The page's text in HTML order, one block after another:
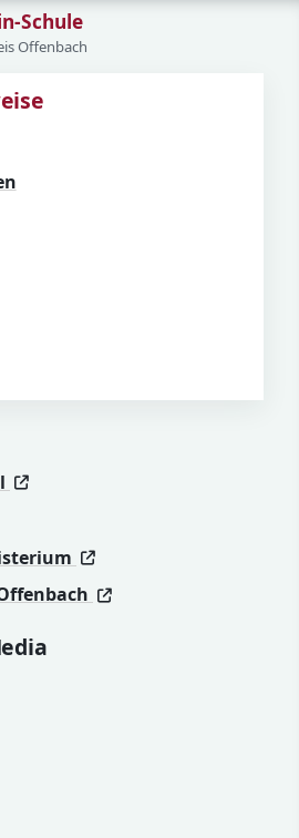
Schule
Offenbach
(öffnet in neuem Fenster)
(öffnet in neuem Fenster)
in neuem Fenster)
in neuem Fenster)
(öffnet in neuem
(öffnet in neuem
(öffnet in neuem
(öffnet in neuem
Fenster)
Fenster)
Fenster)
Fenster)